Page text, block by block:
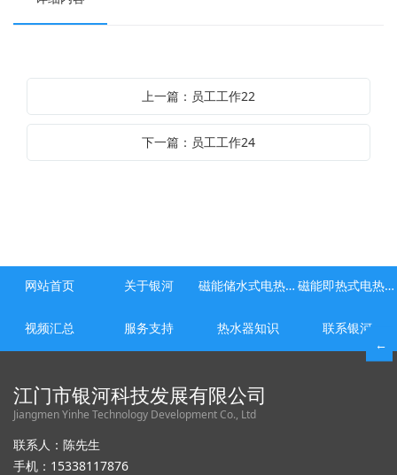
上一篇：员工工作22
下一篇：员工工作24
网站首页 关于银河 磁能储水式电热水器 磁能即热式电热水器
视频汇总 服务支持 热水器知识 联系银河
江门市银河科技发展有限公司
Jiangmen Yinhe Technology Development Co., Ltd
联系人：陈先生
手机：15338117876
←